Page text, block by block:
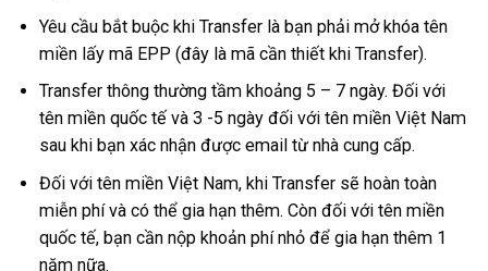
Yêu cầu bắt buộc khi Transfer là bạn phải mở khóa tên
miền lấy mã EPP (đây là mã cần thiết khi Transfer).
Transfer thông thường tầm khoảng 5 – 7 ngày. Đối với
tên miền quốc tế và 3 -5 ngày đối với tên miền Việt Nam
sau khi bạn xác nhận được email từ nhà cung cấp.
Đối với tên miền Việt Nam, khi Transfer sẽ hoàn toàn
miễn phí và có thể gia hạn thêm. Còn đối với tên miền
quốc tế, bạn cần nộp khoản phí nhỏ để gia hạn thêm 1
năm nữa.